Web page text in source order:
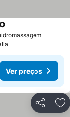
Ver preços
Partilhar